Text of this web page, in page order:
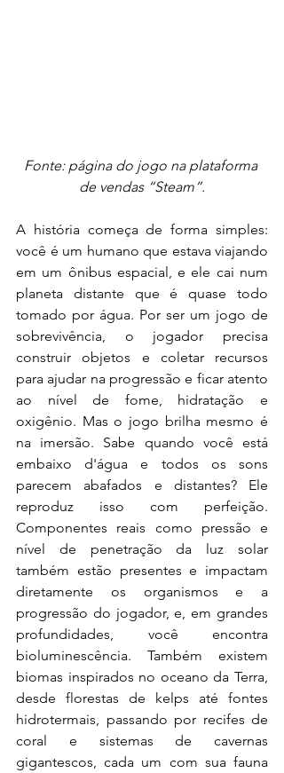
Fonte: página do jogo na plataforma
de vendas “Steam”.
A história começa de forma simples:
você é um humano que estava viajando
em um ônibus espacial, e ele cai num
planeta distante que é quase todo
tomado por água. Por ser um jogo de
sobrevivência, o jogador precisa
construir objetos e coletar recursos
para ajudar na progressão e ficar atento
ao nível de fome, hidratação e
oxigênio. Mas o jogo brilha mesmo é
na imersão. Sabe quando você está
embaixo d'água e todos os sons
parecem abafados e distantes? Ele
reproduz isso com perfeição.
Componentes reais como pressão e
nível de penetração da luz solar
também estão presentes e impactam
diretamente os organismos e a
progressão do jogador, e, em grandes
profundidades, você encontra
bioluminescência. Também existem
biomas inspirados no oceano da Terra,
desde florestas de kelps até fontes
hidrotermais, passando por recifes de
coral e sistemas de cavernas
gigantescos, cada um com sua fauna